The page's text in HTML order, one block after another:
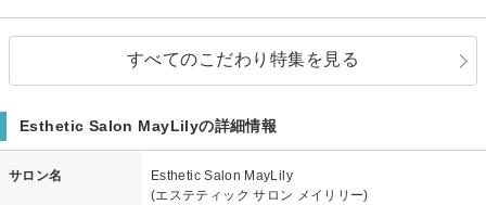
すべてのこだわり特集を見る
Esthetic Salon MayLilyの詳細情報
サロン名
Esthetic Salon MayLily
(エステティック サロン メイリリー)